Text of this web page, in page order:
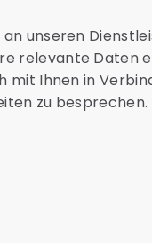
unseren
relevante Daten
mit Ihnen in
zu besprechen.